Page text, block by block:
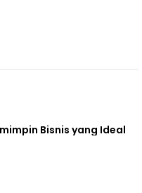
Bisnis yang Ideal